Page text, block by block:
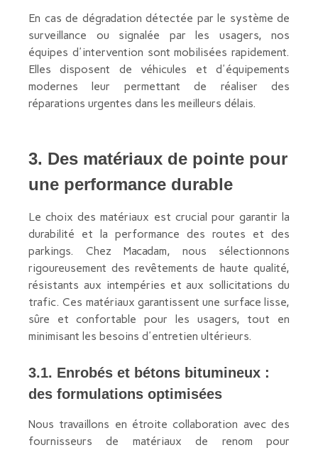
En cas de dégradation détectée par le système de
surveillance ou signalée par les usagers, nos
équipes d'intervention sont mobilisées rapidement.
Elles disposent de véhicules et d'équipements
modernes leur permettant de réaliser des
réparations urgentes dans les meilleurs délais.
3. Des matériaux de pointe pour
une performance durable
Le choix des matériaux est crucial pour garantir la
durabilité et la performance des routes et des
parkings. Chez Macadam, nous sélectionnons
rigoureusement des revêtements de haute qualité,
résistants aux intempéries et aux sollicitations du
trafic. Ces matériaux garantissent une surface lisse,
sûre et confortable pour les usagers, tout en
minimisant les besoins d'entretien ultérieurs.
3.1. Enrobés et bétons bitumineux :
des formulations optimisées
Nous travaillons en étroite collaboration avec des
fournisseurs de matériaux de renom pour